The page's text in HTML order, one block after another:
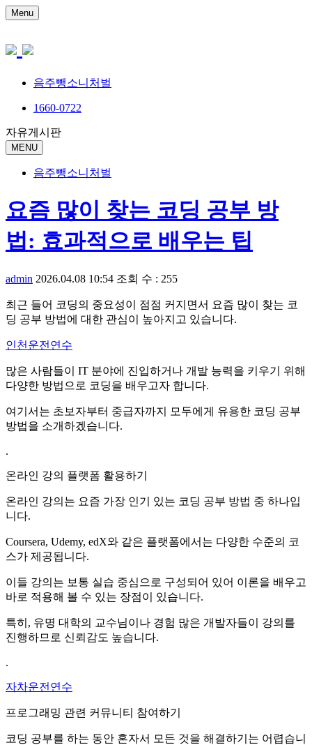
Menu
음주뺑소니처벌
1660-0722
자유게시판
MENU
음주뺑소니처벌
요즘 많이 찾는 코딩 공부 방
법: 효과적으로 배우는 팁
admin 2026.04.08 10:54 조회 수 : 255
최근 들어 코딩의 중요성이 점점 커지면서 요즘 많이 찾는 코
딩 공부 방법에 대한 관심이 높아지고 있습니다.
인천운전연수
많은 사람들이 IT 분야에 진입하거나 개발 능력을 키우기 위해
다양한 방법으로 코딩을 배우고자 합니다.
여기서는 초보자부터 중급자까지 모두에게 유용한 코딩 공부
방법을 소개하겠습니다.
.
온라인 강의 플랫폼 활용하기
온라인 강의는 요즘 가장 인기 있는 코딩 공부 방법 중 하나입
니다.
Coursera, Udemy, edX와 같은 플랫폼에서는 다양한 수준의 코
스가 제공됩니다.
이들 강의는 보통 실습 중심으로 구성되어 있어 이론을 배우고
바로 적용해 볼 수 있는 장점이 있습니다.
특히, 유명 대학의 교수님이나 경험 많은 개발자들이 강의를
진행하므로 신뢰감도 높습니다.
.
자차운전연수
프로그래밍 관련 커뮤니티 참여하기
코딩 공부를 하는 동안 혼자서 모든 것을 해결하기는 어렵습니